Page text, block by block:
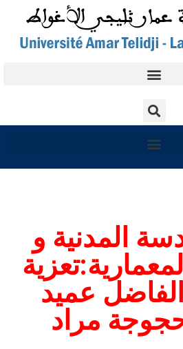
المدنية و
الفاضل عميد
حجوجة مراد